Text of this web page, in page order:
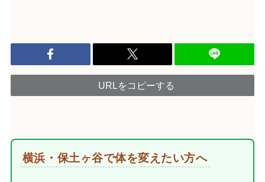
URLをコピーする
横浜・保土ヶ谷で体を変えたい方へ